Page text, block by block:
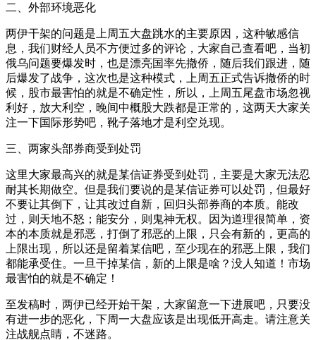
二、外部环境恶化
两伊干架的问题是上周五大盘跳水的主要原因，这种敏感信
息，我们财经人员不方便过多的评论，大家自己查看吧，当初
俄乌问题要爆发时，也是漂亮国率先撤侨，随后我们跟进，随
后爆发了战争，这次也是这种模式，上周五正式告诉撤侨的时
候，股市最害怕的就是不确定性，所以，上周五尾盘市场忽视
利好，放大利空，晚间中概股大跌都是正常的，这两天大家关
注一下国际形势吧，靴子落地才是利空兑现。
三、两家头部券商受到处罚
这里大家最高兴的就是某信证券受到处罚，主要是大家无法忍
耐其长期做空。但是我们要说的是某信证券可以处罚，但最好
不要让其倒下，让其改过自新，回归头部券商的本质。能改
过，则天地不怒；能安分，则鬼神无权。因为道理很简单，资
本的本质就是邪恶，打倒了邪恶的上限，只会有新的，更高的
上限出现，所以还是留着某信吧，至少现在的邪恶上限，我们
都能承受住。一旦干掉某信，新的上限是啥？没人知道！市场
最害怕的就是不确定！
至发稿时，两伊已经开始干架，大家留意一下进展吧，只要没
有进一步的恶化，下周一大盘应该是出现低开高走。请注意关
注战舰点睛，不迷路。